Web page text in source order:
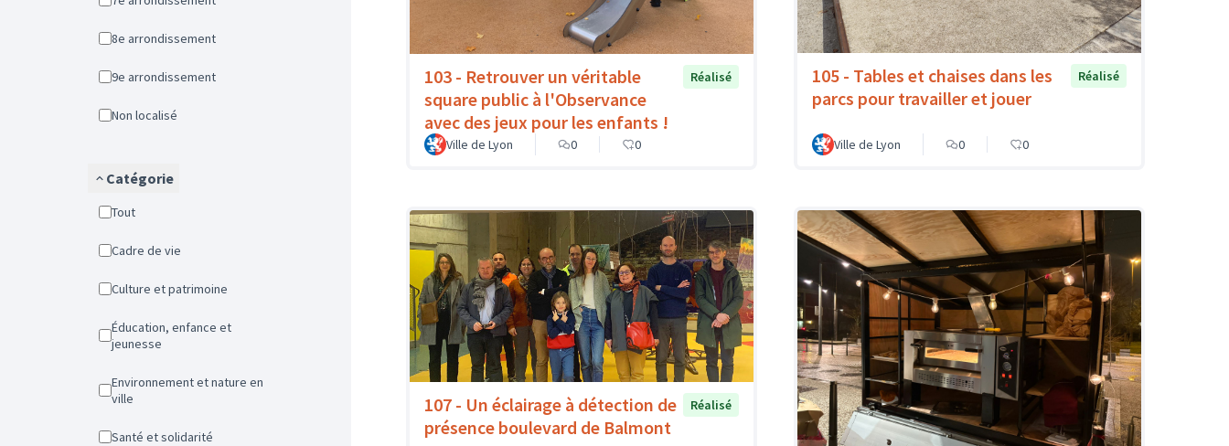
8e arrondissement
9e arrondissement
Non localisé
Catégorie
Tout
Cadre de vie
Culture et patrimoine
Éducation, enfance et
jeunesse
Environnement et nature en
ville
Santé et solidarité
103 - Retrouver un véritable
square public à l'Observance
avec des jeux pour les enfants !
Réalisé
Ville de Lyon 0 0
105 - Tables et chaises dans les
parcs pour travailler et jouer
Réalisé
Ville de Lyon 0 0
107 - Un éclairage à détection de
présence boulevard de Balmont
Réalisé